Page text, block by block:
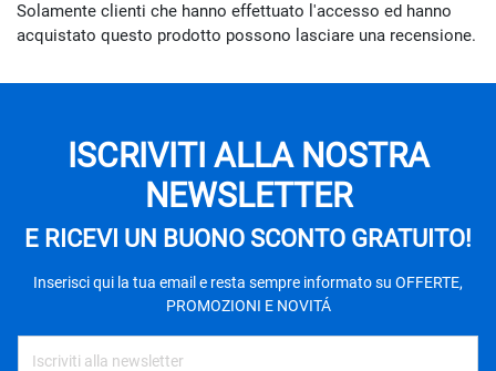
Solamente clienti che hanno effettuato l'accesso ed hanno
acquistato questo prodotto possono lasciare una recensione.
ISCRIVITI ALLA NOSTRA
NEWSLETTER
E RICEVI UN BUONO SCONTO GRATUITO!
Inserisci qui la tua email e resta sempre informato su OFFERTE,
PROMOZIONI E NOVITÁ